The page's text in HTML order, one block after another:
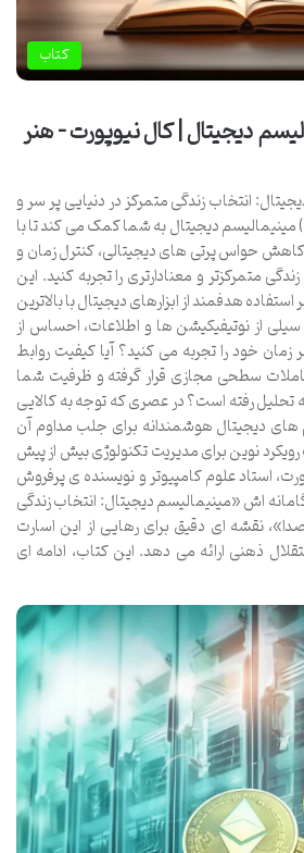
کتاب
دیجیتال | کال نیوپورت – هنر
انتخاب زندگی متمرکز در دنیایی پر سر و
مینیمالیسم دیجیتال به شما کمک می کند تا با
کاهش حواس پرتی های دیجیتالی، کنترل زمان و
متمرکزتر و معنادارتری را تجربه کنید. این
هدفمند از ابزارهای دیجیتال با بالاترین
سیلی از نوتیفیکیشن ها و اطلاعات، احساس از
خود را تجربه می کنید؟ آیا کیفیت روابط
سطحی مجازی قرار گرفته و ظرفیت شما
تحلیل رفته است؟ در عصری که توجه به کالایی
دیجیتال هوشمندانه برای جلب مداوم آن
نوین برای مدیریت تکنولوژی بیش از پیش
استاد علوم کامپیوتر و نویسنده ی پرفروش
اش «مینیمالیسم دیجیتال: انتخاب زندگی
نقشه ای دقیق برای رهایی از این اسارت
ذهنی ارائه می دهد. این کتاب، ادامه ای